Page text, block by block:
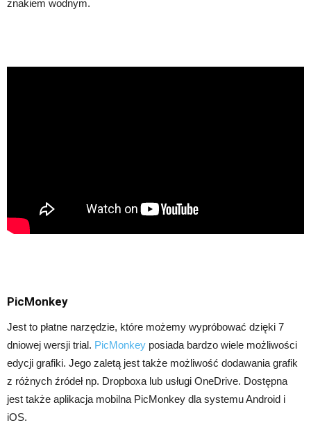
znakiem wodnym.
PicMonkey
Jest to płatne narzędzie, które możemy wypróbować dzięki 7
dniowej wersji trial. PicMonkey posiada bardzo wiele możliwości
edycji grafiki. Jego zaletą jest także możliwość dodawania grafik
z różnych źródeł np. Dropboxa lub usługi OneDrive. Dostępna
jest także aplikacja mobilna PicMonkey dla systemu Android i
iOS.